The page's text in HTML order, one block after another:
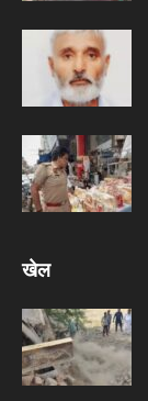
खेल